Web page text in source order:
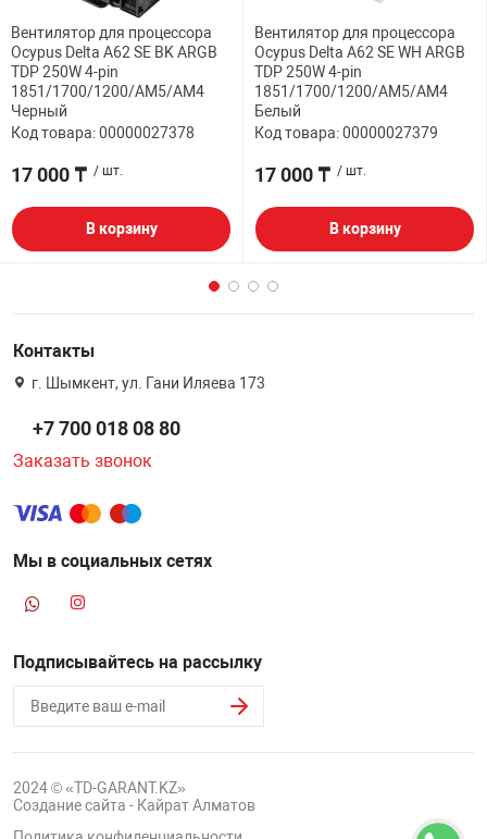
Вентилятор для процессора
Ocypus Delta A62 SE BK ARGB
TDP 250W 4-pin
1851/1700/1200/AM5/AM4
Черный
Код товара: 00000027378
17 000 ₸ / шт.
В корзину
Вентилятор для процессора
Ocypus Delta A62 SE WH ARGB
TDP 250W 4-pin
1851/1700/1200/AM5/AM4
Белый
Код товара: 00000027379
17 000 ₸ / шт.
В корзину
Контакты
г. Шымкент, ул. Гани Иляева 173
+7 700 018 08 80
Заказать звонок
Мы в социальных сетях
Подписывайтесь на рассылку
2024 © «TD-GARANT.KZ»
Создание сайта - Кайрат Алматов